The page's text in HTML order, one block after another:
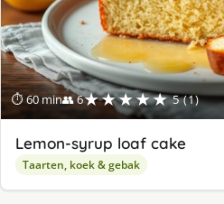
⏱ 60 min👥 6★★★★★ 5 (1)
Lemon-syrup loaf cake
Taarten, koek & gebak